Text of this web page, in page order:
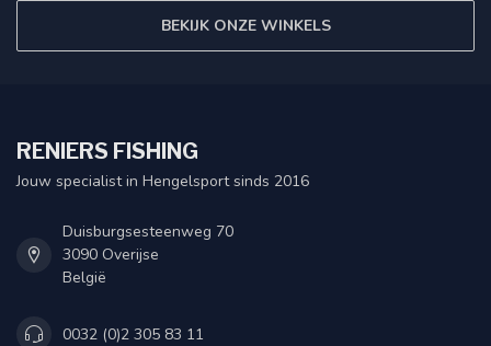
BEKIJK ONZE WINKELS
RENIERS FISHING
Jouw specialist in Hengelsport sinds 2016
Duisburgsesteenweg 70
3090 Overijse
België
0032 (0)2 305 83 11